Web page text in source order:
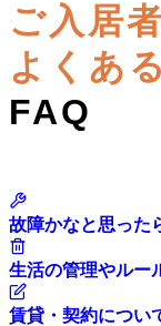
ご入居
よくあ
FAQ
故障かなと思った
生活の管理やルー
賃貸・契約につい